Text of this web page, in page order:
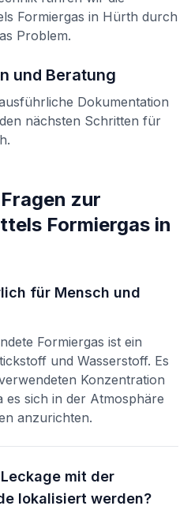
Formiergas in Hürth durch
Problem.
und Beratung
Dokumentation
nächsten Schritten für
.
zur
Formiergas in
für Mensch und
Formiergas ist ein
und Wasserstoff. Es
Konzentration
sich in der Atmosphäre
anzurichten.
mit der
lokalisiert werden?